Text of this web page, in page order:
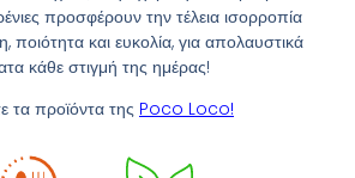
προσφέρουν την τέλεια ισορροπία
ποιότητα και ευκολία, για απολαυστικά
κάθε στιγμή της ημέρας!
τα προϊόντα της Poco Loco!